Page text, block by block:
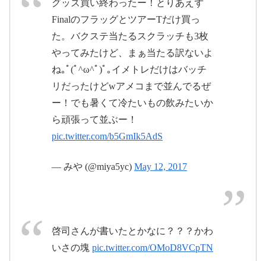
EXILE THE SECOND Official Website
EXILE、二代目 J Soul Brothersとして活動してきた男
Official Website
t-second.jp
THE RAMPAGECD セカンドシングル予約ご購入者
#wildwildwarrlors #EXILETHESECOND
#THEFINAL
pic.twitter.com/z8uSGDihUk
日
グッズ買い終わったー！とりあえず
FinalのフラッグとツアーTだけ買っ
た。バクステ当たるスクラッチも3枚
やってみたけど、まぁ当たる訳ないよ
ね｡ﾟ(ﾟ^ω^ﾟ)ﾟ｡イメトレだけはバッチ
リだったけどwアメコまで並んでるぜ
ー！でも暑くて冷たいもの飲みたいか
ら頑張って並ぶー！
pic.twitter.com/b5GmIk5AdS
— みや (@miya5yc) May 12, 2017
啓司さんが書いたとかなに？？？かわ
いさの塊 pic.twitter.com/OMoD8VCpTN